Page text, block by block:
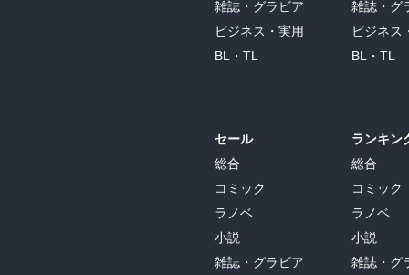
雑誌・グラビア
ビジネス・実用
BL・TL
セール
総合
コミック
ラノベ
小説
雑誌・グラビア
雑誌・グ
ビジネス
BL・TL
ランキン
総合
コミック
ラノベ
小説
雑誌・グ